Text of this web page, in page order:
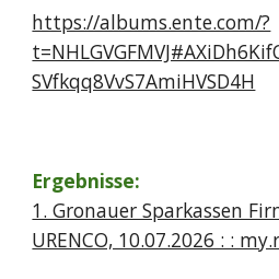
https://albums.ente.com/?
SVfkqq8VvS7AmiHVSD4H
Ergebnisse:
1. Gronauer Sparkassen
URENCO, 10.07.2026 : :